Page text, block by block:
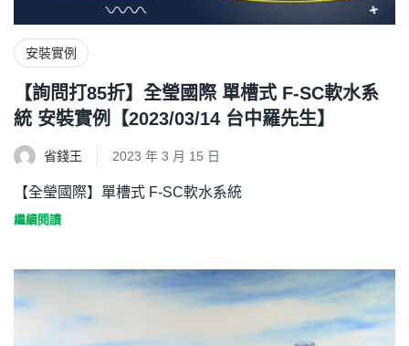
安裝實例
【詢問打85折】全瑩國際 單槽式 F-SC軟水系
統 安裝實例【2023/03/14 台中羅先生】
省錢王 2023 年 3 月 15 日
【全瑩國際】單槽式 F-SC軟水系統
繼續閱讀